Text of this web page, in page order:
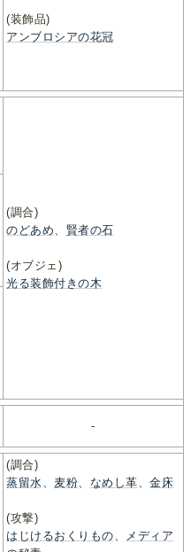
(装飾品)
アンブロシアの花冠
(調合)
のどあめ、 賢者の石
(オブジェ)
光る装飾付きの木
-
(調合)
蒸留水、 麦粉、 なめし革、金床
(攻撃)
はじけるおくりもの、
メディア